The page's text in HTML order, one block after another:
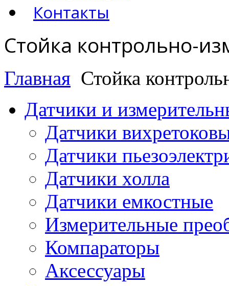
Контакты
Стойка контрольно-
Главная Стойка
Датчики и
Датчики
Датчики
Датчики холла
Датчики емкостные
Измерительные
Компараторы
Аксессуары